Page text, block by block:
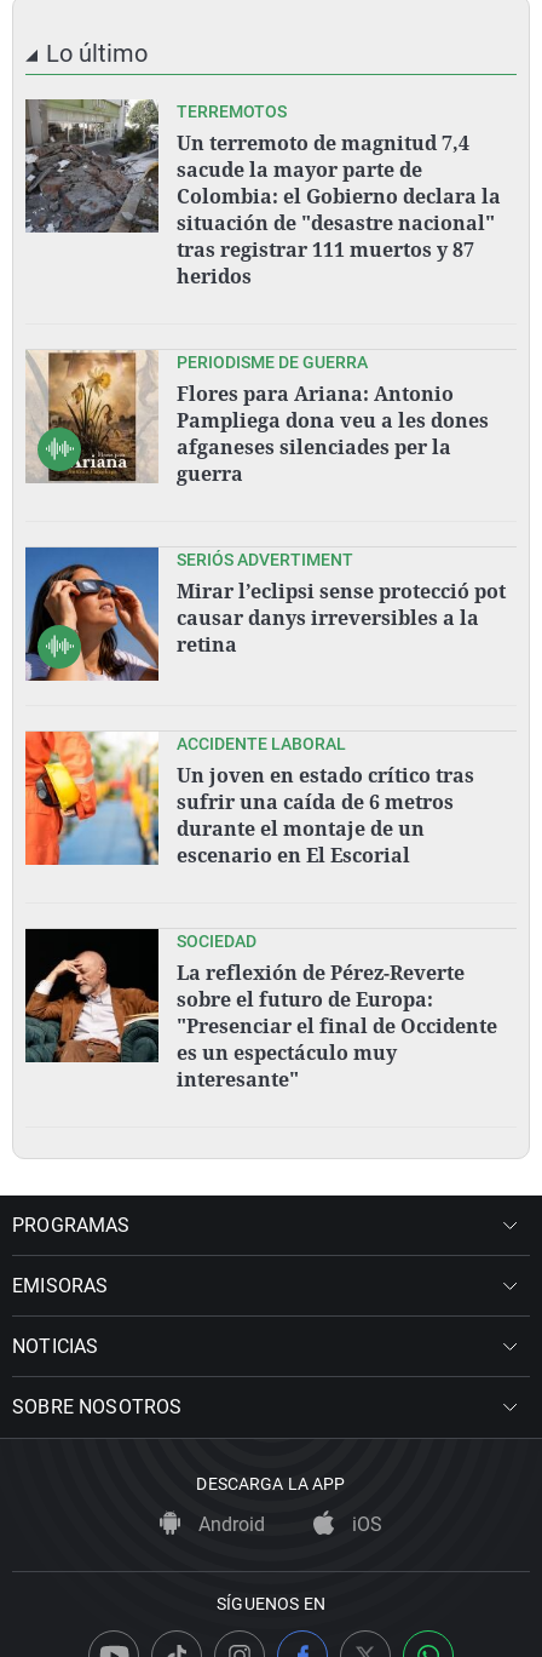
Lo último
TERREMOTOS
Un terremoto de magnitud 7,4
sacude la mayor parte de
Colombia: el Gobierno declara la
situación de "desastre nacional"
tras registrar 111 muertos y 87
heridos
PERIODISME DE GUERRA
Flores para Ariana: Antonio
Pampliega dona veu a les dones
afganeses silenciades per la
guerra
SERIÓS ADVERTIMENT
Mirar l’eclipsi sense protecció pot
causar danys irreversibles a la
retina
ACCIDENTE LABORAL
Un joven en estado crítico tras
sufrir una caída de 6 metros
durante el montaje de un
escenario en El Escorial
SOCIEDAD
La reflexión de Pérez-Reverte
sobre el futuro de Europa:
"Presenciar el final de Occidente
es un espectáculo muy
interesante"
PROGRAMAS
EMISORAS
NOTICIAS
SOBRE NOSOTROS
DESCARGA LA APP
Android iOS
SÍGUENOS EN